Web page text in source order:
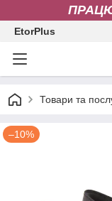
EtorPlus
Товари та
–10%